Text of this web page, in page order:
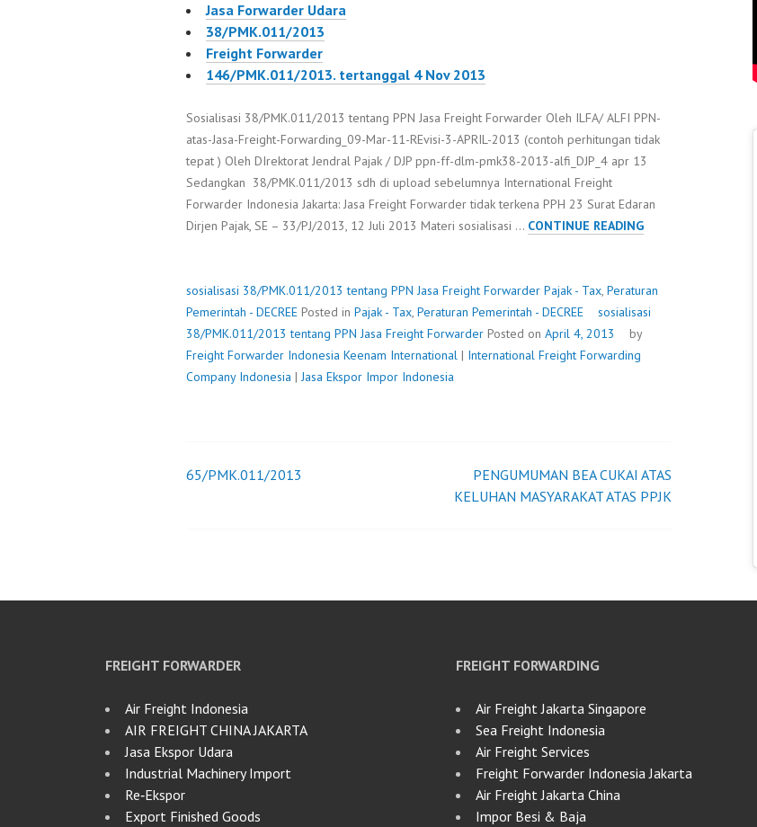
Jasa Forwarder Udara
38/PMK.011/2013
Freight Forwarder
146/PMK.011/2013. tertanggal 4 Nov 2013
Sosialisasi 38/PMK.011/2013 tentang PPN Jasa Freight Forwarder Oleh ILFA/ ALFI PPN-
atas-Jasa-Freight-Forwarding_09-Mar-11-REvisi-3-APRIL-2013 (contoh perhitungan tidak
tepat ) Oleh DIrektorat Jendral Pajak / DJP ppn-ff-dlm-pmk38-2013-alfi_DJP_4 apr 13
Sedangkan 38/PMK.011/2013 sdh di upload sebelumnya International Freight
Forwarder Indonesia Jakarta: Jasa Freight Forwarder tidak terkena PPH 23 Surat Edaran
Dirjen Pajak, SE – 33/PJ/2013, 12 Juli 2013 Materi sosialisasi … CONTINUE READINGSOSIALISASI
PPN
JASA
sosialisasi 38/PMK.011/2013 tentang PPN Jasa Freight Forwarder Pajak - Tax, Peraturan
Pemerintah - DECREE Posted in Pajak - Tax, Peraturan Pemerintah - DECREE
sosialisasi
38/PMK.011/2013 tentang PPN Jasa Freight Forwarder Posted on April 4, 2013
by
Freight Forwarder Indonesia Keenam International | International Freight Forwarding
Company Indonesia |Jasa Ekspor Impor Indonesia
Post
65/PMK.011/2013
PENGUMUMAN BEA CUKAI ATAS
KELUHAN MASYARAKAT ATAS PPJK
FREIGHT FORWARDER
Air Freight Indonesia
AIR FREIGHT CHINA JAKARTA
Jasa Ekspor Udara
Industrial Machinery Import
Re‑Ekspor
Export Finished Goods
FREIGHT FORWARDING
Air Freight Jakarta Singapore
Sea Freight Indonesia
Air Freight Services
Freight Forwarder Indonesia Jakarta
Air Freight Jakarta China
Impor Besi & Baja